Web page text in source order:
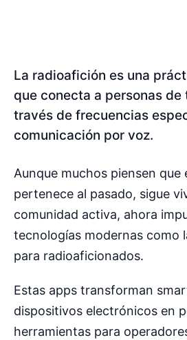
La radioafición es una
que conecta a personas de
través de frecuencias
comunicación por voz.
Aunque muchos piensen que
pertenece al pasado, sigue
comunidad activa, ahora
tecnologías modernas como
para radioaficionados.
Estas apps transforman
dispositivos electrónicos en
herramientas para